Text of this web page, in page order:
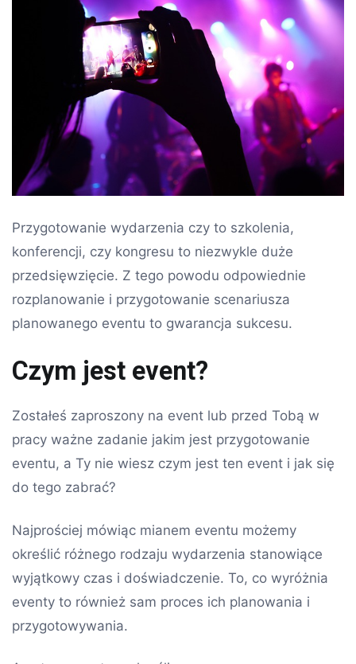
Przygotowanie wydarzenia czy to szkolenia,
konferencji, czy kongresu to niezwykle duże
przedsięwzięcie. Z tego powodu odpowiednie
rozplanowanie i przygotowanie scenariusza
planowanego eventu to gwarancja sukcesu.
Czym jest event?
Zostałeś zaproszony na event lub przed Tobą w
pracy ważne zadanie jakim jest przygotowanie
eventu, a Ty nie wiesz czym jest ten event i jak się
do tego zabrać?
Najprościej mówiąc mianem eventu możemy
określić różnego rodzaju wydarzenia stanowiące
wyjątkowy czas i doświadczenie. To, co wyróżnia
eventy to również sam proces ich planowania i
przygotowywania.